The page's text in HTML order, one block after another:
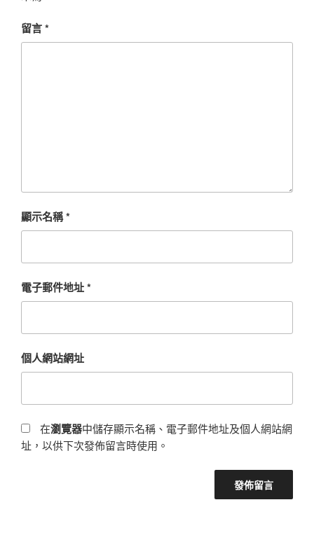
留言*
顯示名稱*
電子郵件地址*
個人網站網址
在瀏覽器中儲存顯示名稱、電子郵件地址及個人網站網
址，以供下次發佈留言時使用。